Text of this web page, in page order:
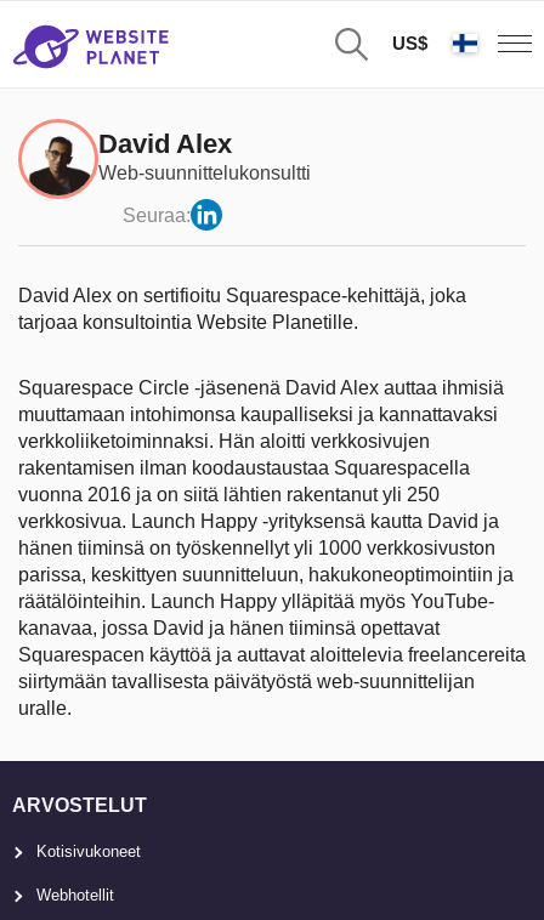
US$
David Alex
Web-suunnittelukonsultti
Seuraa:
David Alex on sertifioitu Squarespace-kehittäjä, joka
tarjoaa konsultointia Website Planetille.
Squarespace Circle -jäsenenä David Alex auttaa ihmisiä
muuttamaan intohimonsa kaupalliseksi ja kannattavaksi
verkkoliiketoiminnaksi. Hän aloitti verkkosivujen
rakentamisen ilman koodaustaustaa Squarespacella
vuonna 2016 ja on siitä lähtien rakentanut yli 250
verkkosivua. Launch Happy -yrityksensä kautta David ja
hänen tiiminsä on työskennellyt yli 1000 verkkosivuston
parissa, keskittyen suunnitteluun, hakukoneoptimointiin ja
räätälöinteihin. Launch Happy ylläpitää myös YouTube-
kanavaa, jossa David ja hänen tiiminsä opettavat
Squarespacen käyttöä ja auttavat aloittelevia freelancereita
siirtymään tavallisesta päivätyöstä web-suunnittelijan
uralle.
ARVOSTELUT
Kotisivukoneet
Webhotellit